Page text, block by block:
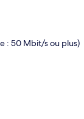
: 50 Mbit/s ou plus)